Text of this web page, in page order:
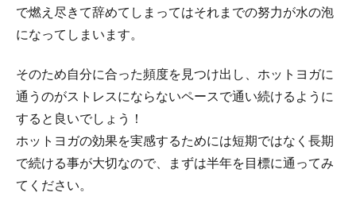
で燃え尽きて辞めてしまってはそれまでの努力が水の泡
になってしまいます。
そのため自分に合った頻度を見つけ出し、ホットヨガに
通うのがストレスにならないペースで通い続けるように
すると良いでしょう！
ホットヨガの効果を実感するためには短期ではなく長期
で続ける事が大切なので、まずは半年を目標に通ってみ
てください。